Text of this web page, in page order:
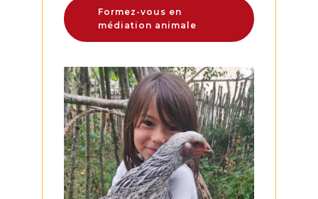
Formez-vous en
médiation animale